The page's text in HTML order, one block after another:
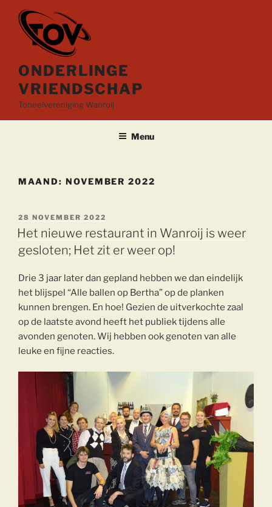
ONDERLINGE
VRIENDSCHAP
Toneelvereniging Wanroij
Menu
MAAND: NOVEMBER 2022
GEPLAATST
OP
28 NOVEMBER 2022
Het nieuwe restaurant in Wanroij is weer
gesloten; Het zit er weer op!
Drie 3 jaar later dan gepland hebben we dan eindelijk
het blijspel “Alle ballen op Bertha” op de planken
kunnen brengen. En hoe! Gezien de uitverkochte zaal
op de laatste avond heeft het publiek tijdens alle
avonden genoten. Wij hebben ook genoten van alle
leuke en fijne reacties.